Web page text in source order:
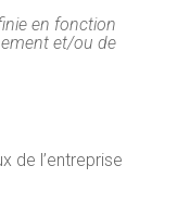
en fonction
et/ou de
de l’entreprise